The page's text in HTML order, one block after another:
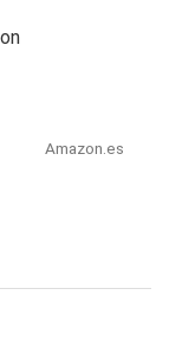
Amazon.es